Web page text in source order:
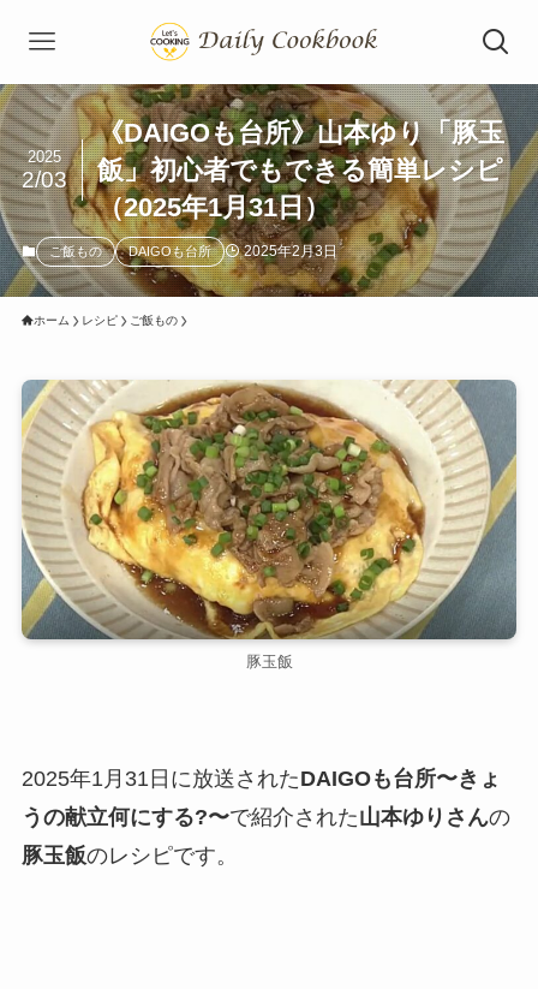
《DAIGOも台所》山本ゆり「豚玉
飯」初心者でもできる簡単レシピ
（2025年1月31日）
2025
2/03
ご飯もの DAIGOも台所 2025年2月3日
ホーム レシピ ご飯もの
豚玉飯
2025年1月31日に放送されたDAIGOも台所〜きょ
うの献立何にする?〜で紹介された山本ゆりさんの
豚玉飯のレシピです。